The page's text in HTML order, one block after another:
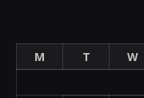
M
T W